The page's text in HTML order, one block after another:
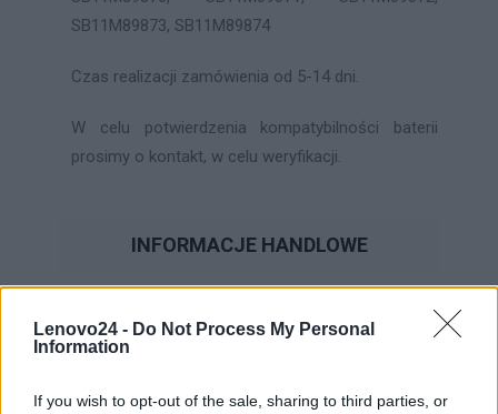
Lenovo24 - Do Not Process My Personal
Information
If you wish to opt-out of the sale, sharing to third parties, or
SB11M89873, SB11M89874
Czas realizacji zamówienia od 5-14 dni.
W celu potwierdzenia kompatybilności baterii
prosimy o kontakt, w celu weryfikacji.
INFORMACJE HANDLOWE
Kod